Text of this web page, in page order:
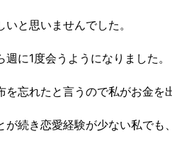
と思いませんでした。
に1度会うようになりました。
を忘れたと言うので私がお金を
が続き恋愛経験が少ない私でも